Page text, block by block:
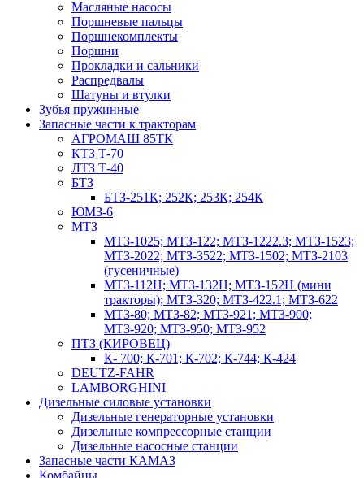
Масляные насосы
Поршневые пальцы
Поршнекомплекты
Поршни
Прокладки и сальники
Распредвалы
Шатуны и втулки
Зубья пружинные
Запасные части к тракторам
АГРОМАШ 85ТК
КТЗ Т-70
ЛТЗ Т-40
БТЗ
БТЗ-251К; 252К; 253К; 254К
ЮМЗ-6
МТЗ
МТЗ-1025; МТЗ-122; МТЗ-1222.3; МТЗ-1523;
МТЗ-2022; МТЗ-3522; МТЗ-1502; МТЗ-2103
(гусеничные)
МТЗ-112Н; МТЗ-132Н; МТЗ-152Н (мини
тракторы); МТЗ-320; МТЗ-422.1; МТЗ-622
МТЗ-80; МТЗ-82; МТЗ-921; МТЗ-900;
МТЗ-920; МТЗ-950; МТЗ-952
ПТЗ (КИРОВЕЦ)
К- 700; К-701; К-702; К-744; К-424
DEUTZ-FAHR
LAMBORGHINI
Дизельные силовые установки
Дизельные генераторные установки
Дизельные компрессорные станции
Дизельные насосные станции
Запасные части КАМАЗ
Комбайны